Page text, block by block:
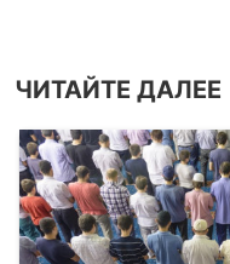
ЧИТАЙТЕ ДАЛЕЕ